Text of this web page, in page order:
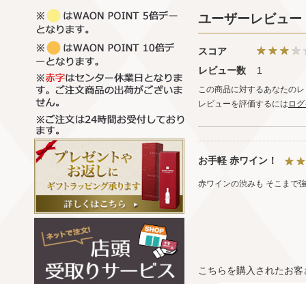
ユーザーレビュー
スコア
レビュー数
1
この商品に対するあなたの
レビューを評価するには ロ
お手軽 赤ワイン！
赤ワインの渋みも そこまで
こちらを購入されたお